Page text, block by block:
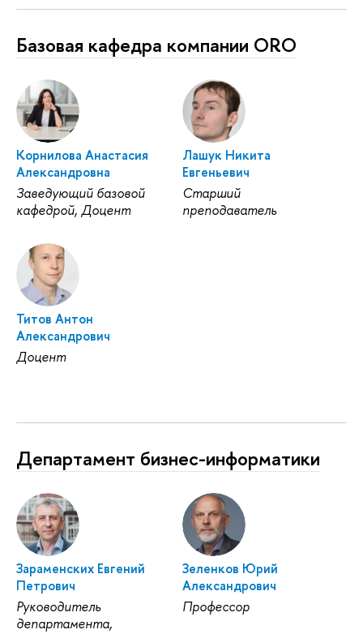
Базовая кафедра компании ORO
Корнилова Анастасия
Александровна
Заведующий базовой
кафедрой, Доцент
Лашук Никита
Евгеньевич
Старший
преподаватель
Титов Антон
Александрович
Доцент
Департамент бизнес-информатики
Зараменских Евгений
Петрович
Руководитель
департамента,
Зеленков Юрий
Александрович
Профессор